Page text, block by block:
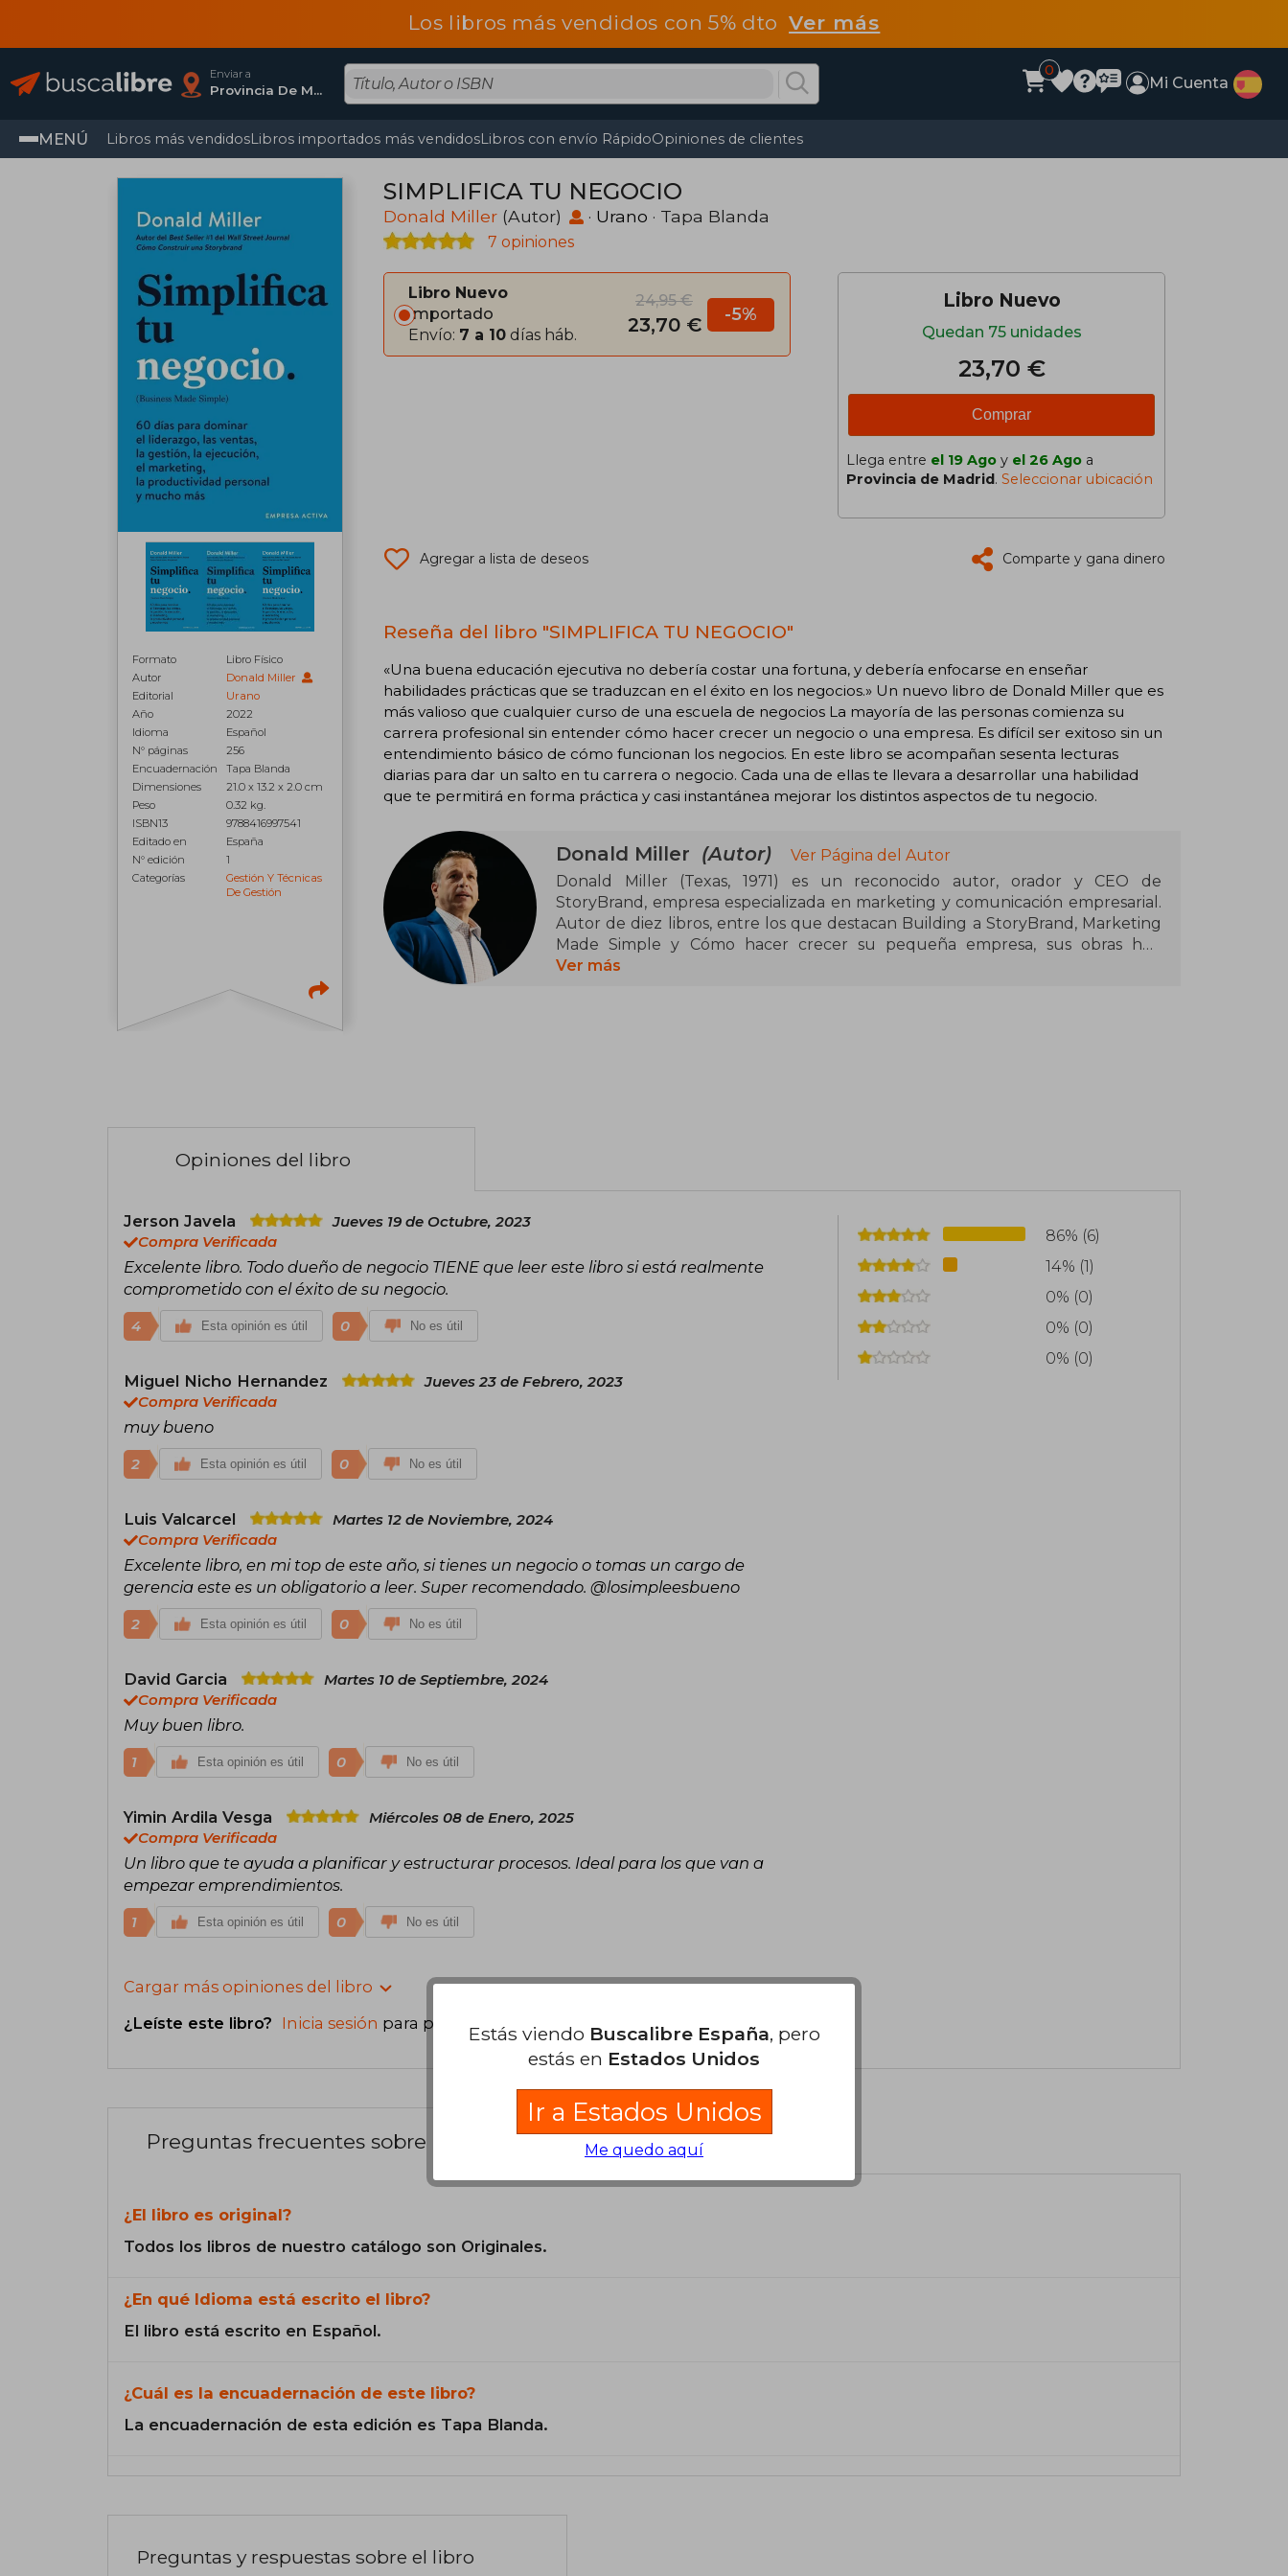
Los libros más vendidos con 5% dtoVer más
Enviar a
Provincia De Madrid
0
Mi Cuenta
MENÚ Libros más vendidosLibros importados más vendidosLibros con envío RápidoOpiniones de clientes
Formato
Libro Físico
Autor
Donald Miller
Editorial
Urano
Año
2022
Idioma
Español
N° páginas
256
Encuadernación
Tapa Blanda
Dimensiones
21.0 x 13.2 x 2.0 cm
Peso
0.32 kg.
ISBN13
9788416997541
Editado en
España
N° edición
1
Categorías
Gestión Y Técnicas
De Gestión
SIMPLIFICA TU NEGOCIO
Donald Miller (Autor) · Urano · Tapa Blanda
7 opiniones
Libro Nuevo
Importado
Envío: 7 a 10 días háb.
24,95 €
23,70 € -5%
Libro Nuevo
Quedan 75 unidades
23,70 €
Comprar
Llega entre el 19 Ago y el 26 Ago a
Provincia de Madrid. Seleccionar ubicación
Agregar a lista de deseos Comparte y gana dinero
Reseña del libro "SIMPLIFICA TU NEGOCIO"
«Una buena educación ejecutiva no debería costar una fortuna, y debería enfocarse en enseñar
habilidades prácticas que se traduzcan en el éxito en los negocios.» Un nuevo libro de Donald Miller que es
más valioso que cualquier curso de una escuela de negocios La mayoría de las personas comienza su
carrera profesional sin entender cómo hacer crecer un negocio o una empresa. Es difícil ser exitoso sin un
entendimiento básico de cómo funcionan los negocios. En este libro se acompañan sesenta lecturas
diarias para dar un salto en tu carrera o negocio. Cada una de ellas te llevara a desarrollar una habilidad
que te permitirá en forma práctica y casi instantánea mejorar los distintos aspectos de tu negocio.
Donald Miller (Autor)
Ver Página del Autor
Donald Miller (Texas, 1971) es un reconocido autor, orador y CEO de
StoryBrand, empresa especializada en marketing y comunicación empresarial.
Autor de diez libros, entre los que destacan Building a StoryBrand, Marketing
Made Simple y Cómo hacer crecer su pequeña empresa, sus obras han
permanecido más de un año en la lista de best sellers del New York Times.
Ver más
Opiniones del libro
Jerson Javela
Jueves 19 de Octubre, 2023
Compra Verificada
Excelente libro. Todo dueño de negocio TIENE que leer este libro si está realmente
comprometido con el éxito de su negocio.
4 Esta opinión es útil 0 No es útil
Miguel Nicho Hernandez
Jueves 23 de Febrero, 2023
Compra Verificada
muy bueno
2 Esta opinión es útil 0 No es útil
Luis Valcarcel
Martes 12 de Noviembre, 2024
Compra Verificada
Excelente libro, en mi top de este año, si tienes un negocio o tomas un cargo de
gerencia este es un obligatorio a leer. Super recomendado. @losimpleesbueno
2 Esta opinión es útil 0 No es útil
David Garcia
Martes 10 de Septiembre, 2024
Compra Verificada
Muy buen libro.
1 Esta opinión es útil 0 No es útil
Yimin Ardila Vesga
Miércoles 08 de Enero, 2025
Compra Verificada
Un libro que te ayuda a planificar y estructurar procesos. Ideal para los que van a
empezar emprendimientos.
1 Esta opinión es útil 0 No es útil
Cargar más opiniones del libro
¿Leíste este libro? Inicia sesión para poder agregar tu propia evaluación
86% (6)
14% (1)
0% (0)
0% (0)
0% (0)
Preguntas frecuentes sobre el libro
¿El libro es original?
Todos los libros de nuestro catálogo son Originales.
¿En qué Idioma está escrito el libro?
El libro está escrito en Español.
¿Cuál es la encuadernación de este libro?
La encuadernación de esta edición es Tapa Blanda.
Preguntas y respuestas sobre el libro
Estás viendo Buscalibre España, pero
estás en Estados Unidos
Ir a Estados Unidos
Me quedo aquí